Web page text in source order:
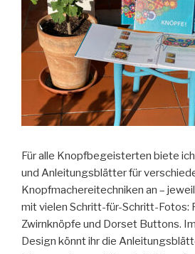
Für alle Knopfbegeisterten biete
und Anleitungsblätter für
Knopfmachereitechniken an –
mit vielen Schritt-für-Schritt-Fotos:
Zwirnknöpfe und Dorset Buttons.
Design könnt ihr die